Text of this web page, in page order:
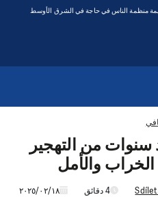
منظمة الناس في حاجة في الشرق الأوسط
سنوات من التهجير
والأمل
١٨‏/٠٢‏/٢٠٢٥ 4 دقائق